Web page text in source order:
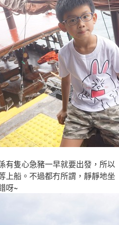
有隻心急豬一早就要出發 ，所以
上船 。不過都冇所謂 ，靜靜地坐
呀~